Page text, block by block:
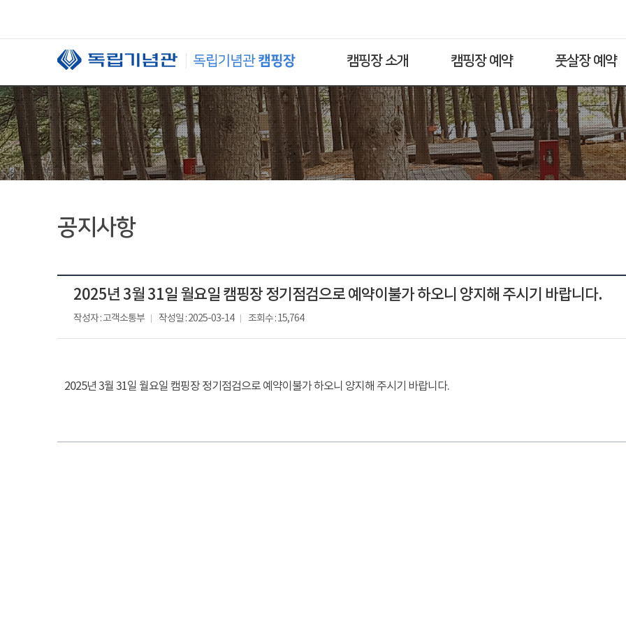
캠핑장 소개 캠핑장 예약 풋살장 예약
공지사항
2025년 3월 31일 월요일 캠핑장 정기점검으로 예약이불가 하오니 양지해 주시기 바랍니다.
작성자 : 고객소통부 작성일 : 2025-03-14 조회수 : 15,764
2025년 3월 31일 월요일 캠핑장 정기점검으로 예약이불가 하오니 양지해 주시기 바랍니다.